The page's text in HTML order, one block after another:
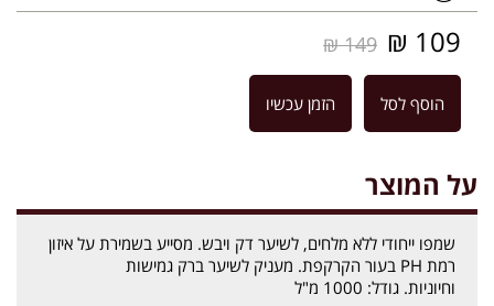
109 ₪
149 ₪
הוסף לסל הזמן עכשיו
על המוצר
שמפו ייחודי ללא מלחים, לשיער דק ויבש. מסייע בשמירת על איזון
רמת PH בעור הקרקפת. מעניק לשיער ברק גמישות
וחיוניות. גודל: 1000 מ"ל